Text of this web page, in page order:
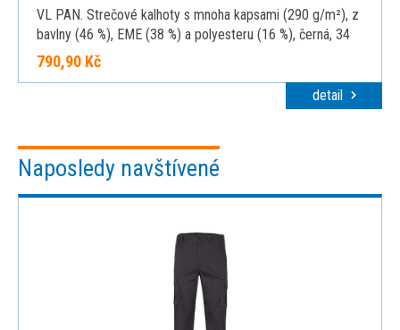
VL PAN. Strečové kalhoty s mnoha kapsami (290 g/m²), z
bavlny (46 %), EME (38 %) a polyesteru (16 %), černá, 34
790,90 Kč
detail
Naposledy navštívené